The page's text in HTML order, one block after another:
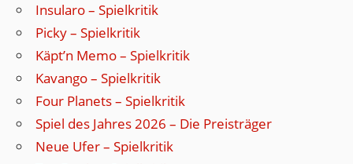
Insularo – Spielkritik
Picky – Spielkritik
Käpt’n Memo – Spielkritik
Kavango – Spielkritik
Four Planets – Spielkritik
Spiel des Jahres 2026 – Die Preisträger
Neue Ufer – Spielkritik